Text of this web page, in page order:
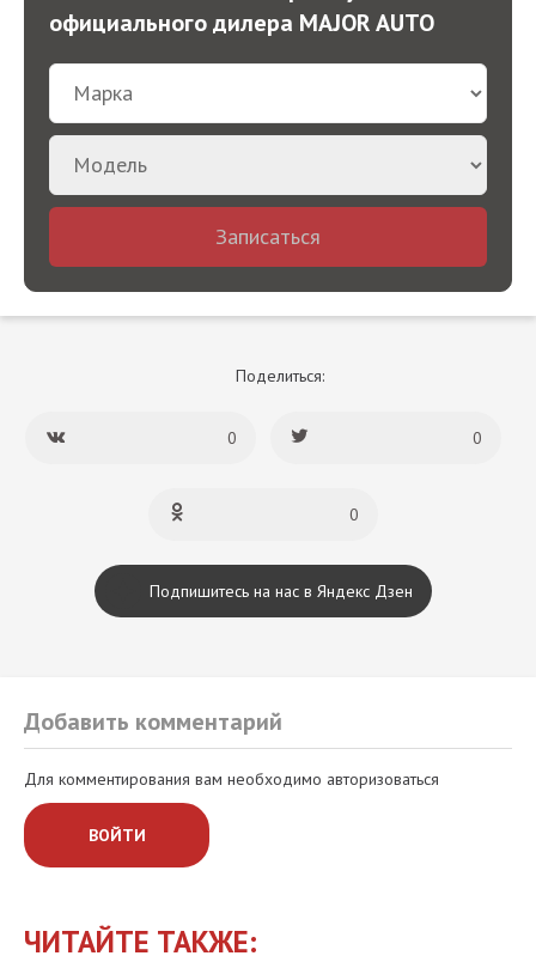
официального дилера MAJOR AUTO
Записаться
Поделиться:
0 0
0
Подпишитесь на нас в Яндекс Дзен
Добавить комментарий
Для комментирования вам необходимо авторизоваться
ВОЙТИ
ЧИТАЙТЕ ТАКЖЕ: